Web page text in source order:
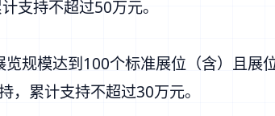
支持不超过50万元。
规模达到100个标准展位（含）且
，累计支持不超过30万元。